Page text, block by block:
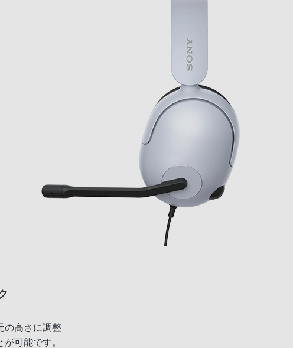
の高さに調整
可能です。